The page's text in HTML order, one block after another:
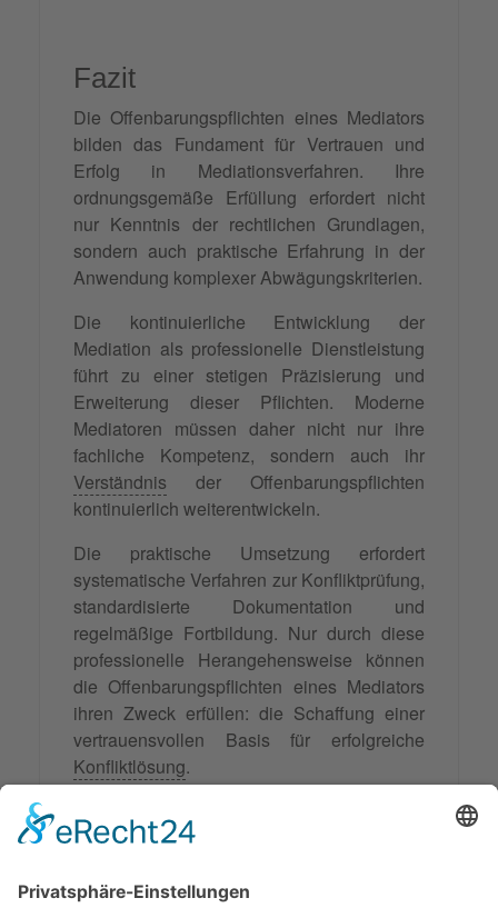
Fazit
Die Offenbarungspflichten eines Mediators
bilden das Fundament für Vertrauen und
Erfolg in Mediationsverfahren. Ihre
ordnungsgemäße Erfüllung erfordert nicht
nur Kenntnis der rechtlichen Grundlagen,
sondern auch praktische Erfahrung in der
Anwendung komplexer Abwägungskriterien.
Die kontinuierliche Entwicklung der
Mediation als professionelle Dienstleistung
führt zu einer stetigen Präzisierung und
Erweiterung dieser Pflichten. Moderne
Mediatoren müssen daher nicht nur ihre
fachliche Kompetenz, sondern auch ihr
Verständnis der Offenbarungspflichten
kontinuierlich weiterentwickeln.
Die praktische Umsetzung erfordert
systematische Verfahren zur Konfliktprüfung,
standardisierte Dokumentation und
regelmäßige Fortbildung. Nur durch diese
professionelle Herangehensweise können
die Offenbarungspflichten eines Mediators
ihren Zweck erfüllen: die Schaffung einer
vertrauensvollen Basis für erfolgreiche
Konfliktlösung.
davon abhängen, wie gut es der Profession
erfüllen und gleichzeitig die